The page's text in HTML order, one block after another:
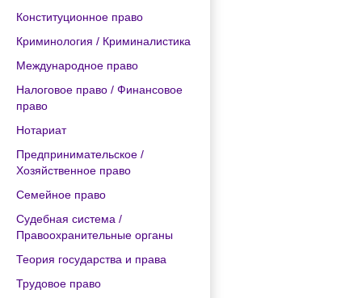
Конституционное право
Криминология / Криминалистика
Международное право
Налоговое право / Финансовое
право
Нотариат
Предпринимательское /
Хозяйственное право
Семейное право
Судебная система /
Правоохранительные органы
Теория государства и права
Трудовое право